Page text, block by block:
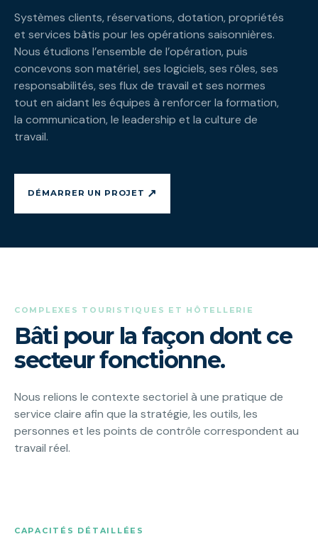
Systèmes clients, réservations, dotation, propriétés
et services bâtis pour les opérations saisonnières.
Nous étudions l’ensemble de l’opération, puis
concevons son matériel, ses logiciels, ses rôles, ses
responsabilités, ses flux de travail et ses normes
tout en aidant les équipes à renforcer la formation,
la communication, le leadership et la culture de
travail.
DÉMARRER UN PROJET ↗
COMPLEXES TOURISTIQUES ET HÔTELLERIE
Bâti pour la façon dont ce
secteur fonctionne.
Nous relions le contexte sectoriel à une pratique de
service claire afin que la stratégie, les outils, les
personnes et les points de contrôle correspondent au
travail réel.
CAPACITÉS DÉTAILLÉES